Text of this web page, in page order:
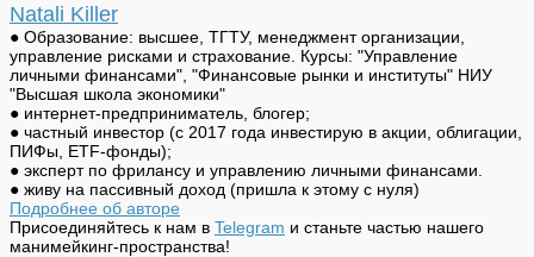
Natali Killer
● Образование: высшее, ТГТУ, менеджмент организации,
управление рисками и страхование. Курсы: "Управление
личными финансами", "Финансовые рынки и институты" НИУ
"Высшая школа экономики"
● интернет-предприниматель, блогер;
● частный инвестор (с 2017 года инвестирую в акции, облигации,
ПИФы, ETF-фонды);
● эксперт по фрилансу и управлению личными финансами.
● живу на пассивный доход (пришла к этому с нуля)
Подробнее об авторе
Присоединяйтесь к нам в Telegram и станьте частью нашего
манимейкинг-пространства!